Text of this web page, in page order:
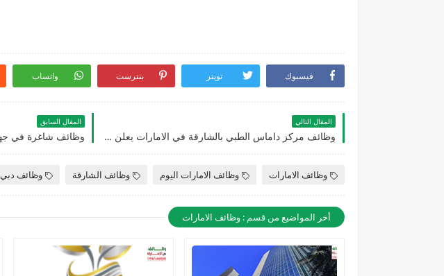
فيسبوك تويتر بنترست واتساب
المقال التالي
وظائف مركز داماس الطبي بالشارقة في الامارات يعلن عن توفر فرص عمل في عدة تخصصات
المقال السابق
وظائف الامارات وظائف الامارات اليوم وظائف الشارقة وظائف دبي
أخر المواضيع من قسم : وظائف الامارات